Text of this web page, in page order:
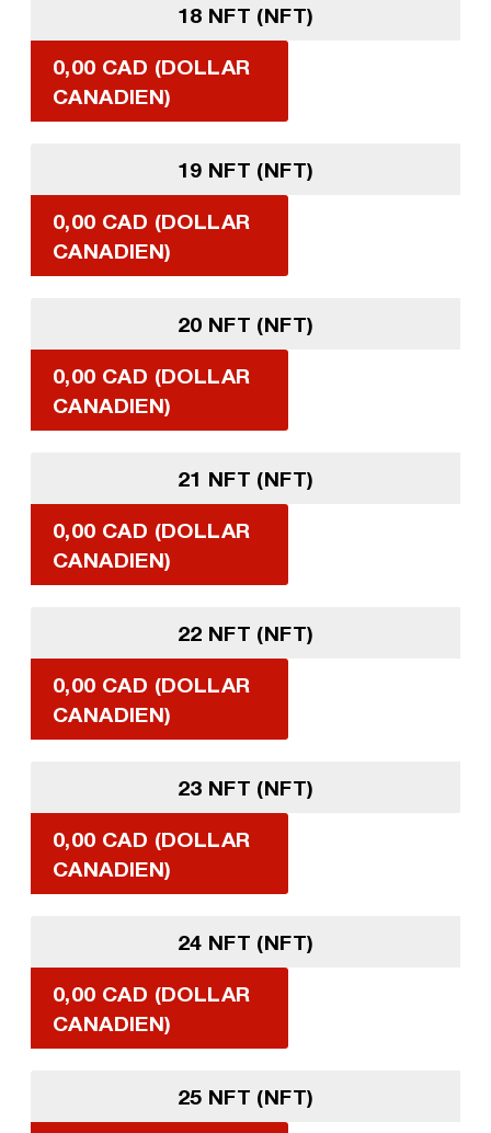
18 NFT (NFT)
0,00 CAD (DOLLAR
CANADIEN)
19 NFT (NFT)
0,00 CAD (DOLLAR
CANADIEN)
20 NFT (NFT)
0,00 CAD (DOLLAR
CANADIEN)
21 NFT (NFT)
0,00 CAD (DOLLAR
CANADIEN)
22 NFT (NFT)
0,00 CAD (DOLLAR
CANADIEN)
23 NFT (NFT)
0,00 CAD (DOLLAR
CANADIEN)
24 NFT (NFT)
0,00 CAD (DOLLAR
CANADIEN)
25 NFT (NFT)